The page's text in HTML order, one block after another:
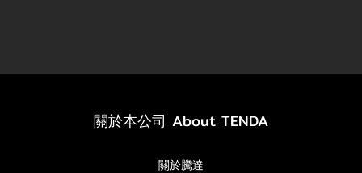
關於本公司 About TENDA
關於騰達